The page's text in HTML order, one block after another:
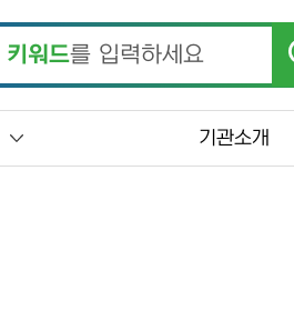
키워드를 입력하세요
기관소개